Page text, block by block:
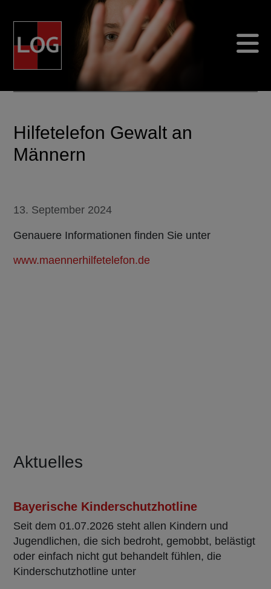
Landshuter
Offensive gegen häusliche
Gewalt
Hilfetelefon Gewalt an
Männern
Details
13. September 2024
Genauere Informationen finden Sie unter
www.maennerhilfetelefon.de
Aktuelles
Bayerische Kinderschutzhotline
Seit dem 01.07.2026 steht allen Kindern und
Jugendlichen, die sich bedroht, gemobbt, belästigt
oder einfach nicht gut behandelt fühlen, die
Kinderschutzhotline unter